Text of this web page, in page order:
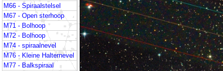
M66 - Spiraalstelsel
M67 - Open sterhoop
M71 - Bolhoop
M72 - Bolhoop
M74 - spiraalnevel
M76 - Kleine Halternevel
M77 - Balkspiraal